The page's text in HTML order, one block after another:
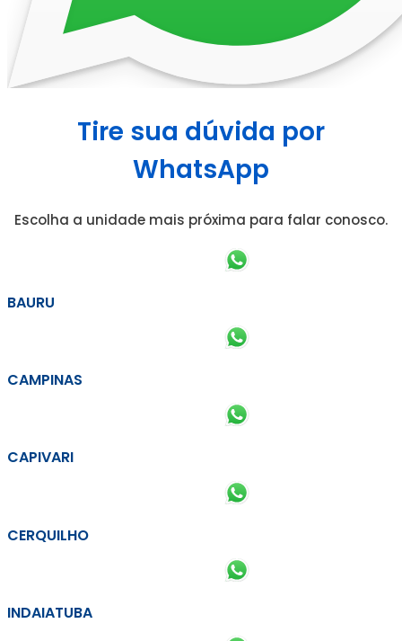
Tire sua dúvida por
WhatsApp
Escolha a unidade mais próxima para falar conosco.
BAURU
CAMPINAS
CAPIVARI
CERQUILHO
INDAIATUBA